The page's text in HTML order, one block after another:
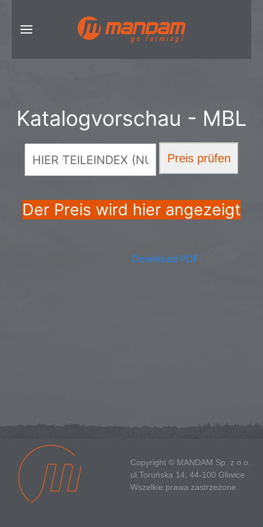
Katalogvorschau - MBL
Der Preis wird hier angezeigt
Download PDF
Copyright © MANDAM Sp. z o.o.
ul.Toruńska 14, 44-100 Gliwice
Wszelkie prawa zastrzeżone